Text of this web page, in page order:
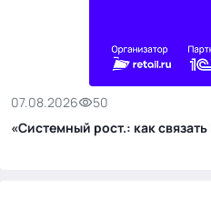
07.08.2026
50
«Системный рост.: как